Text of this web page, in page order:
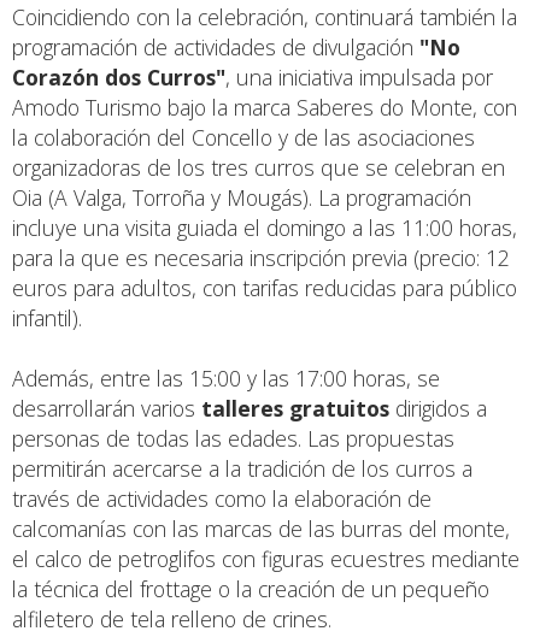
Coincidiendo con la celebración, continuará también la
programación de actividades de divulgación "No
Corazón dos Curros", una iniciativa impulsada por
Amodo Turismo bajo la marca Saberes do Monte, con
la colaboración del Concello y de las asociaciones
organizadoras de los tres curros que se celebran en
Oia (A Valga, Torroña y Mougás). La programación
incluye una visita guiada el domingo a las 11:00 horas,
para la que es necesaria inscripción previa (precio: 12
euros para adultos, con tarifas reducidas para público
infantil).
Además, entre las 15:00 y las 17:00 horas, se
desarrollarán varios talleres gratuitos dirigidos a
personas de todas las edades. Las propuestas
permitirán acercarse a la tradición de los curros a
través de actividades como la elaboración de
calcomanías con las marcas de las burras del monte,
el calco de petroglifos con figuras ecuestres mediante
la técnica del frottage o la creación de un pequeño
alfiletero de tela relleno de crines.